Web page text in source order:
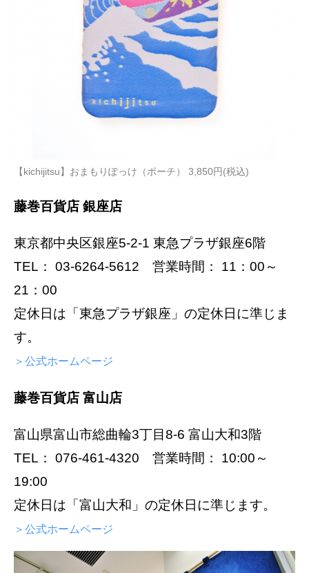
【kichijitsu】おまもりぽっけ（ポーチ） 3,850円(税込)
藤巻百貨店 銀座店
東京都中央区銀座5-2-1 東急プラザ銀座6階
TEL： 03-6264-5612 営業時間： 11：00～
21：00
定休日は「東急プラザ銀座」の定休日に準じま
す。
＞公式ホームページ
藤巻百貨店 富山店
富山県富山市総曲輪3丁目8-6 富山大和3階
TEL： 076-461-4320 営業時間： 10:00～
19:00
定休日は「富山大和」の定休日に準じます。
＞公式ホームページ